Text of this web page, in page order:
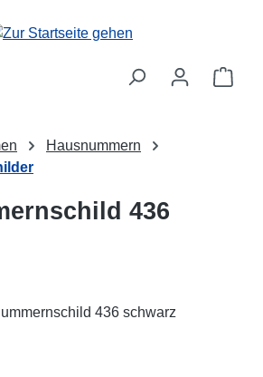
Hausnummern
436